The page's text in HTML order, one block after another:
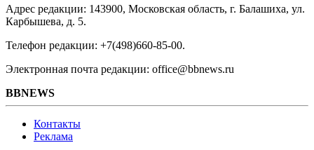
Адрес редакции: 143900, Московская область, г. Балашиха, ул.
Карбышева, д. 5.
Телефон редакции: +7(498)660-85-00.
Электронная почта редакции: office@bbnews.ru
BBNEWS
Контакты
Реклама